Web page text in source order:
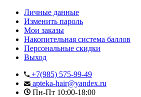
Личные данные
Изменить пароль
Мои заказы
Накопительная система баллов
Персональные скидки
Выход
+7(985) 575-99-49
apteka-hair@yandex.ru
Пн-Пт 10:00-18:00